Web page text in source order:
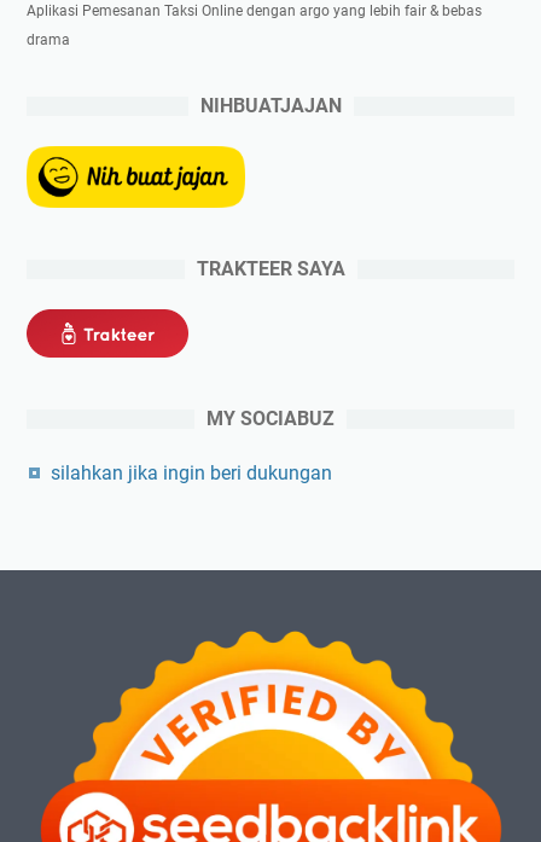
Aplikasi Pemesanan Taksi Online dengan argo yang lebih fair & bebas
drama
NIHBUATJAJAN
TRAKTEER SAYA
MY SOCIABUZ
silahkan jika ingin beri dukungan